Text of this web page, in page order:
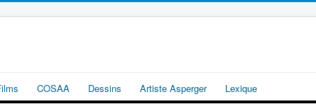
COSAA Dessins Artiste Asperger Lexique